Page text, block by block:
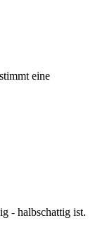
eine
- halbschattig ist.